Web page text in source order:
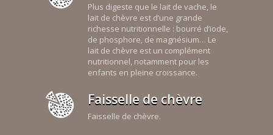
Plus digeste que le lait de vache, le
lait de chèvre est d’une grande
richesse nutritionnelle : bourré d’iode,
de phosphore, de magnésium… Le
lait de chèvre est un complément
nutritionnel, notamment pour les
enfants en pleine croissance.
Faisselle de chèvre
Faisselle de chèvre.